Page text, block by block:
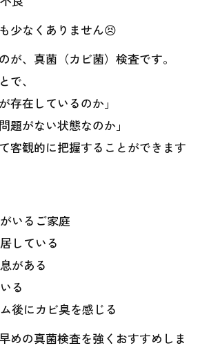
少なくありません😣
が、真菌（カビ菌）検査です。
で、
存在しているのか」
題がない状態なのか」
客観的に把握することができます
いるご家庭
している
がある
る
後にカビ臭を感じる
めの真菌検査を強くおすすめしま